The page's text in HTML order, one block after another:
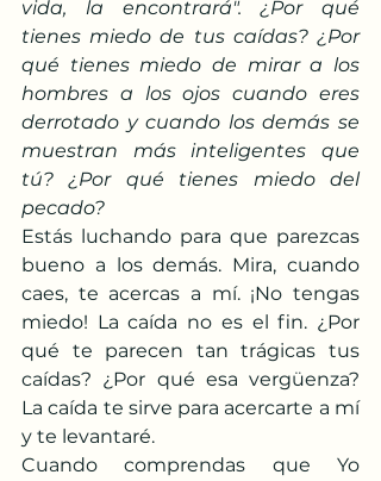
vida, la encontrará". ¿Por qué
tienes miedo de tus caídas? ¿Por
qué tienes miedo de mirar a los
hombres a los ojos cuando eres
derrotado y cuando los demás se
muestran más inteligentes que
tú? ¿Por qué tienes miedo del
pecado?
Estás luchando para que parezcas
bueno a los demás. Mira, cuando
caes, te acercas a mí. ¡No tengas
miedo! La caída no es el fin. ¿Por
qué te parecen tan trágicas tus
caídas? ¿Por qué esa vergüenza?
La caída te sirve para acercarte a mí
y te levantaré.
Cuando comprendas que Yo